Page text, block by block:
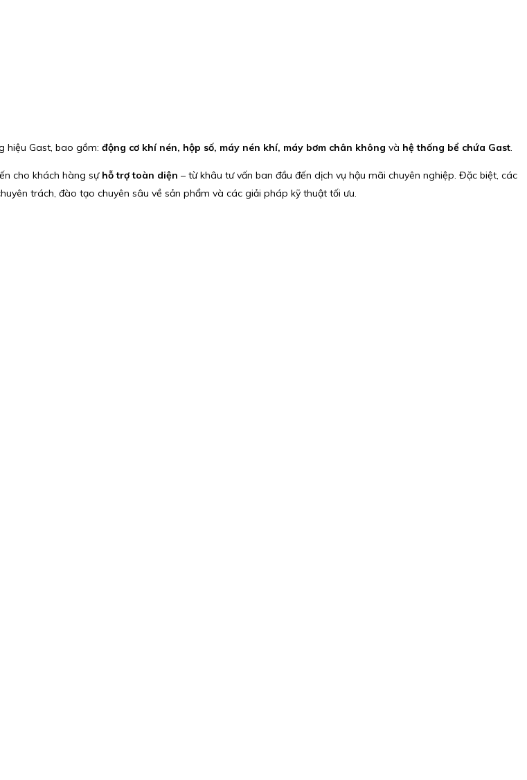
hiệu Gast, bao gồm: động cơ khí nén, hộp số, máy nén khí, máy bơm chân không và hệ thống bể chứa Gast.
cho khách hàng sự hỗ trợ toàn diện – từ khâu tư vấn ban đầu đến dịch vụ hậu mãi chuyên nghiệp. Đặc biệt, các
trách, đào tạo chuyên sâu về sản phẩm và các giải pháp kỹ thuật tối ưu.